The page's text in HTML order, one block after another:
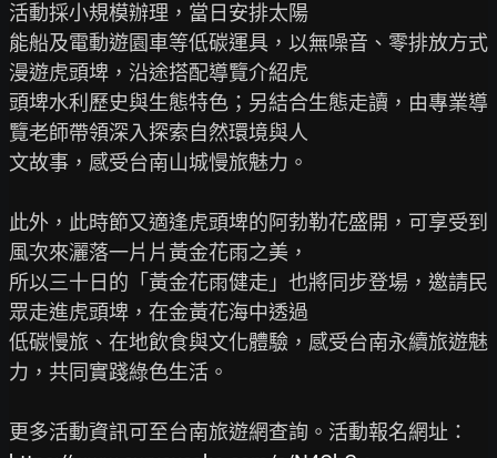
活動採小規模辦理，當日安排太陽
能船及電動遊園車等低碳運具，以無噪音、零排放方式
漫遊虎頭埤，沿途搭配導覽介紹虎
頭埤水利歷史與生態特色；另結合生態走讀，由專業導
覽老師帶領深入探索自然環境與人
文故事，感受台南山城慢旅魅力。
此外，此時節又適逢虎頭埤的阿勃勒花盛開，可享受到
風次來灑落一片片黃金花雨之美，
所以三十日的「黃金花雨健走」也將同步登場，邀請民
眾走進虎頭埤，在金黃花海中透過
低碳慢旅、在地飲食與文化體驗，感受台南永續旅遊魅
力，共同實踐綠色生活。